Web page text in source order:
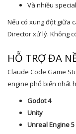
Và nhiều
Nếu có xung đột giữa
Director xử lý. Không
HỖ TRỢ ĐA
Claude Code Game
engine phổ biến nhất
Godot 4
Unity
Unreal Engine 5